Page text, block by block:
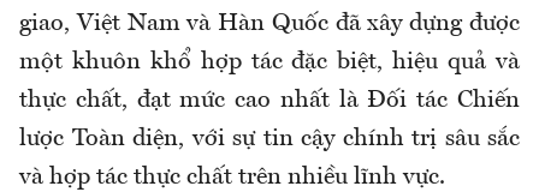
giao, Việt Nam và Hàn Quốc đã xây dựng được
một khuôn khổ hợp tác đặc biệt, hiệu quả và
thực chất, đạt mức cao nhất là Đối tác Chiến
lược Toàn diện, với sự tin cậy chính trị sâu sắc
và hợp tác thực chất trên nhiều lĩnh vực.